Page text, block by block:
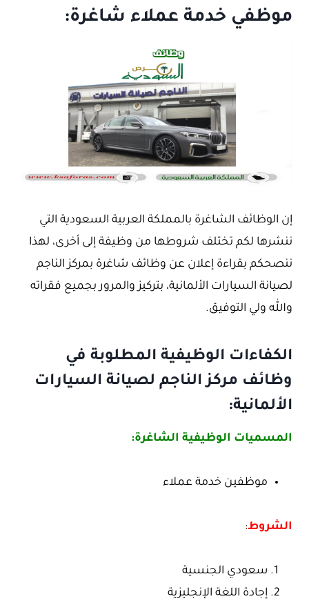
موظفي خدمة عملاء شاغرة:
إن الوظائف الشاغرة بالمملكة العربية السعودية التي
ننشرها لكم تختلف شروطها من وظيفة إلى أخرى، لهذا
ننصحكم بقراءة إعلان عن وظائف شاغرة بمركز الناجم
لصيانة السيارات الألمانية، بتركيز والمرور بجميع فقراته
والله ولي التوفيق.
الكفاءات الوظيفية المطلوبة في
وظائف مركز الناجم لصيانة السيارات
الألمانية:
المسميات الوظيفية الشاغرة:
موظفين خدمة عملاء
الشروط:
سعودي الجنسية
إجادة اللغة الإنجليزية